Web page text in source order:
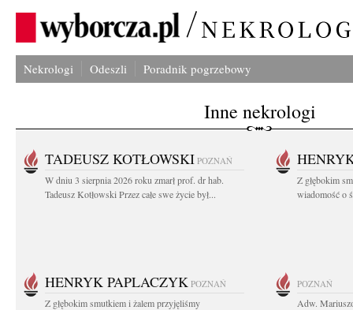
Nekrologi Odeszli Poradnik pogrzebowy
Inne nekrologi
TADEUSZ KOTŁOWSKI POZNAŃ
W dniu 3 sierpnia 2026 roku zmarł prof. dr hab.
Tadeusz Kotłowski Przez całe swe życie był...
Z głębokim
wiadomość o
HENRYK PAPLACZYK POZNAŃ
Z głębokim smutkiem i żalem przyjęliśmy
POZNAŃ
Adw.